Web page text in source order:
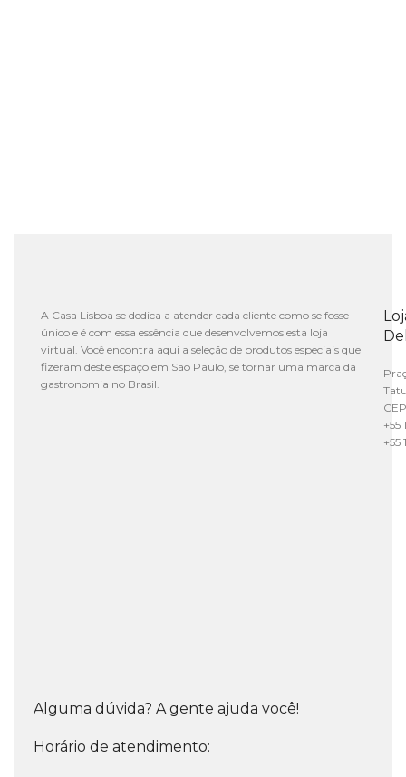
A Casa Lisboa se dedica a atender cada cliente como se fosse
único e é com essa essência que desenvolvemos esta loja
virtual. Você encontra aqui a seleção de produtos especiais que
fizeram deste espaço em São Paulo, se tornar uma marca da
gastronomia no Brasil.
+55
+55
Alguma dúvida? A gente ajuda você!
Horário de atendimento: